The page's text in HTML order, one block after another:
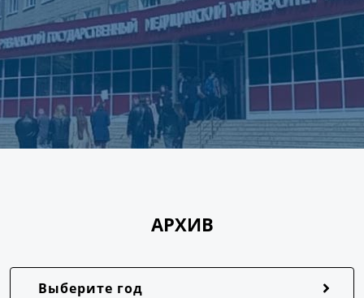
АРХИВ
Выберите год